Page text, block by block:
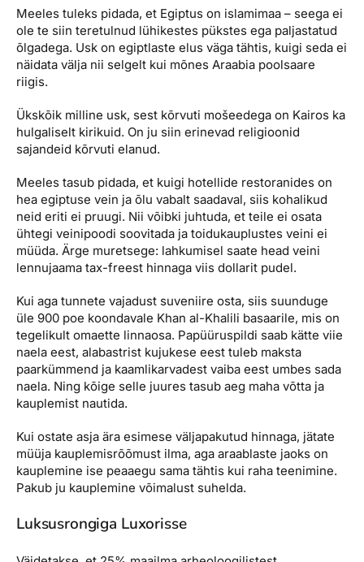
Meeles tuleks pidada, et Egiptus on islamimaa – seega ei
ole te siin teretulnud lühikestes pükstes ega paljastatud
õlgadega. Usk on egiptlaste elus väga tähtis, kuigi seda ei
näidata välja nii selgelt kui mõnes Araabia poolsaare
riigis.
Ükskõik milline usk, sest kõrvuti mošeedega on Kairos ka
hulgaliselt kirikuid. On ju siin erinevad religioonid
sajandeid kõrvuti elanud.
Meeles tasub pidada, et kuigi hotellide restoranides on
hea egiptuse vein ja õlu vabalt saadaval, siis kohalikud
neid eriti ei pruugi. Nii võibki juhtuda, et teile ei osata
ühtegi veinipoodi soovitada ja toidukauplustes veini ei
müüda. Ärge muretsege: lahkumisel saate head veini
lennujaama tax-freest hinnaga viis dollarit pudel.
Kui aga tunnete vajadust suveniire osta, siis suunduge
üle 900 poe koondavale Khan al-Khalili basaarile, mis on
tegelikult omaette linnaosa. Papüüruspildi saab kätte viie
naela eest, alabastrist kujukese eest tuleb maksta
paarkümmend ja kaamlikarvadest vaiba eest umbes sada
naela. Ning kõige selle juures tasub aeg maha võtta ja
kauplemist nautida.
Kui ostate asja ära esimese väljapakutud hinnaga, jätate
müüja kauplemisrõõmust ilma, aga araablaste jaoks on
kauplemine ise peaaegu sama tähtis kui raha teenimine.
Pakub ju kauplemine võimalust suhelda.
Luksusrongiga Luxorisse